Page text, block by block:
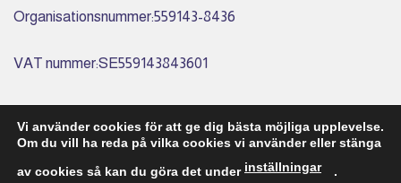
Organisationsnummer:559143-8436
VAT nummer:SE559143843601
Bankgiro: 492-2191
Vi använder cookies för att ge dig bästa möjliga upplevelse.
Om du vill ha reda på vilka cookies vi använder eller stänga
av cookies så kan du göra det under inställningar .